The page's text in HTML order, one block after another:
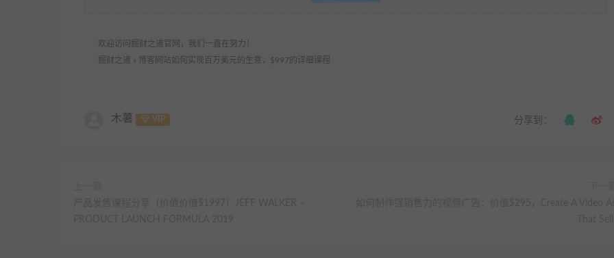
欢迎访问掘财之道官网，我们一直在努力！
掘财之道 » 博客网站如何实现百万美元的生意，$997的详细课程
木薯 VIP 分享到：